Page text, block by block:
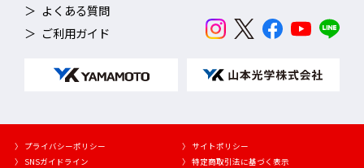
よくある質問
ご利用ガイド
〉 プライバシーポリシー
〉 サイトポリシー
〉 SNSガイドライン
〉 特定商取引法に基づく表示